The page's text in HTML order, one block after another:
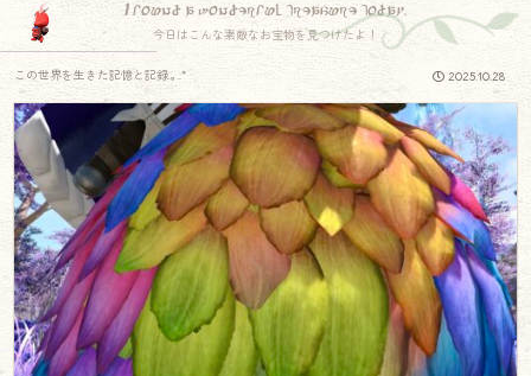
I found a wonderful treasure today.
今日はこんな素敵なお宝物を見つけたよ！
2025.10.28
この世界を生きた記憶と記録.｡.:*